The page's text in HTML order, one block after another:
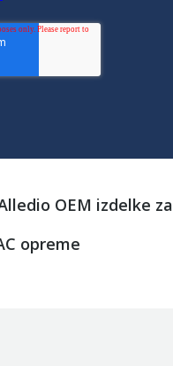
OEM izdelke za
opreme